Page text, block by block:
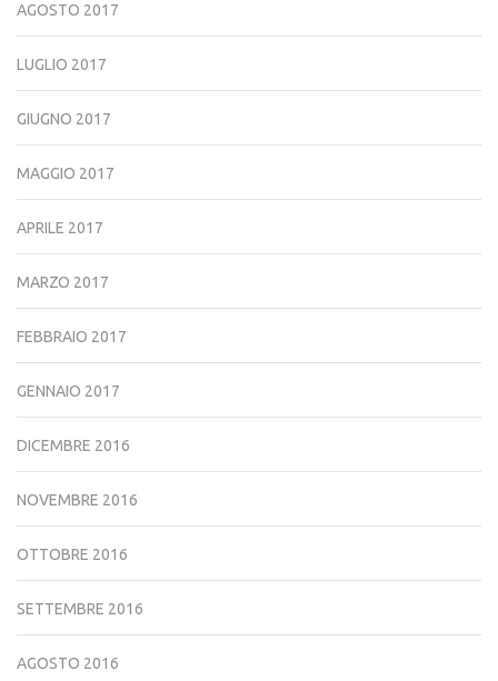
AGOSTO 2017
LUGLIO 2017
GIUGNO 2017
MAGGIO 2017
APRILE 2017
MARZO 2017
FEBBRAIO 2017
GENNAIO 2017
DICEMBRE 2016
NOVEMBRE 2016
OTTOBRE 2016
SETTEMBRE 2016
AGOSTO 2016